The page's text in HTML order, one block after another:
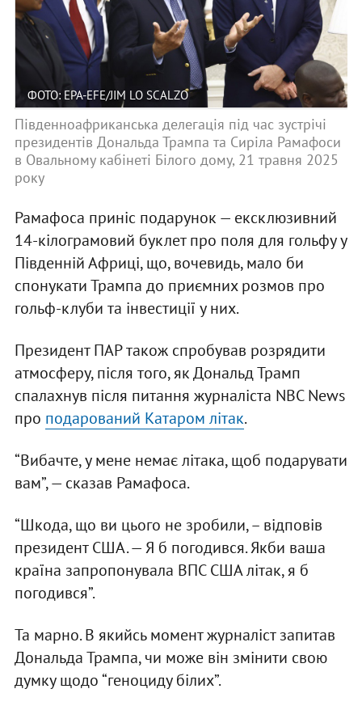
ФОТО: EPA-EFE/JIM LO SCALZO
Південноафриканська делегація під час зустрічі
президентів Дональда Трампа та Сиріла Рамафоси
в Овальному кабінеті Білого дому, 21 травня 2025
року
Рамафоса приніс подарунок — ексклюзивний
14-кілограмовий буклет про поля для гольфу у
Південній Африці, що, вочевидь, мало би
спонукати Трампа до приємних розмов про
гольф-клуби та інвестиції у них.
Президент ПАР також спробував розрядити
атмосферу, після того, як Дональд Трамп
спалахнув після питання журналіста NBC News
про подарований Катаром літак.
“Вибачте, у мене немає літака, щоб подарувати
вам”, — сказав Рамафоса.
“Шкода, що ви цього не зробили, – відповів
президент США. — Я б погодився. Якби ваша
країна запропонувала ВПС США літак, я б
погодився”.
Та марно. В якийсь момент журналіст запитав
Дональда Трампа, чи може він змінити свою
думку щодо “геноциду білих”.